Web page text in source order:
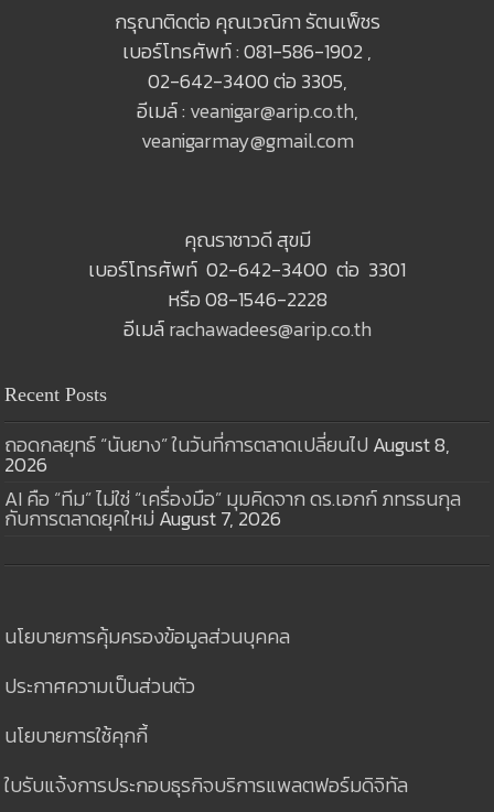
กรุณาติดต่อ คุณเวณิกา รัตนเพ็ชร
เบอร์โทรศัพท์ : 081-586-1902 ,
02-642-3400 ต่อ 3305,
อีเมล์ : veanigar@arip.co.th,
veanigarmay@gmail.com
คุณราชาวดี สุขมี
เบอร์โทรศัพท์ 02-642-3400 ต่อ 3301
หรือ 08-1546-2228
อีเมล์rachawadees@arip.co.th
Recent Posts
ถอดกลยุทธ์ “นันยาง” ในวันที่การตลาดเปลี่ยนไป August 8,
2026
AI คือ “ทีม” ไม่ใช่ “เครื่องมือ” มุมคิดจาก ดร.เอกก์ ภทรธนกุล
กับการตลาดยุคใหม่ August 7, 2026
นโยบายการคุ้มครองข้อมูลส่วนบุคคล
ประกาศความเป็นส่วนตัว
นโยบายการใช้คุกกี้
ใบรับแจ้งการประกอบธุรกิจบริการแพลตฟอร์มดิจิทัล